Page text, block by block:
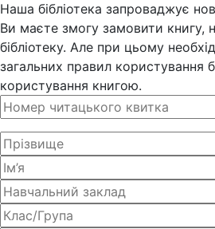
Наша бібліотека запроваджує
Ви маєте змогу замовити книгу,
бібліотеку. Але при цьому
загальних правил користування
користування книгою.